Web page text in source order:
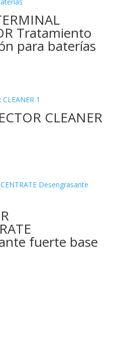
Tratamiento
para baterías
CLEANER
fuerte base